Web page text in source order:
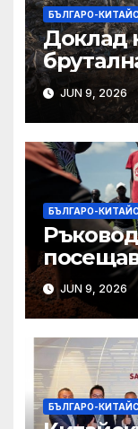
БЪЛГАРО-
Доклад
JUN 9, 2026
БЪЛГАРО-
Ебола
вирусът
от ДРК
JUN 9, 2026
БЪЛГАРО-